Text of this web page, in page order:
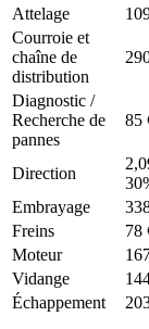
Attelage
Courroie et
chaîne de
distribution
Diagnostic /
Recherche de
pannes
85
Direction
Embrayage
Freins 78
Moteur
Vidange
Échappement